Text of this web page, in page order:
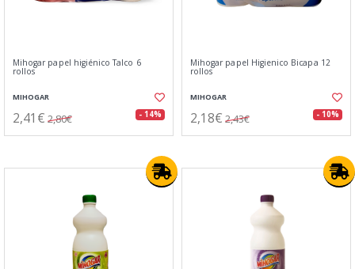
Mihogar papel higiénico Talco 6
rollos
MIHOGAR
2,41€ 2,80€ - 14%
Mihogar papel Higienico Bicapa 12
rollos
MIHOGAR
2,18€ 2,43€ - 10%